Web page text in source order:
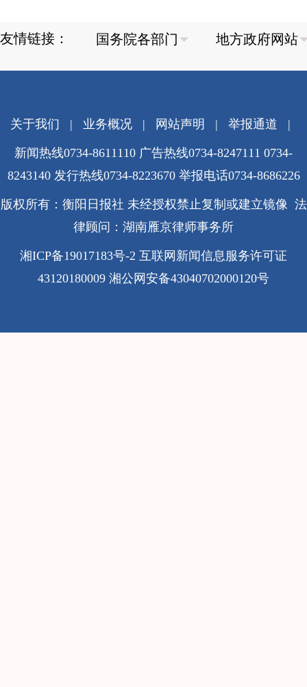
友情链接：
关于我们 | 业务概况| 网站声明 | 举报通道 |
新闻热线0734-8611110 广告热线0734-8247111 0734-
8243140 发行热线0734-8223670 举报电话0734-8686226
版权所有：衡阳日报社 未经授权禁止复制或建立镜像 法
律顾问：湖南雁京律师事务所
湘ICP备19017183号-2 互联网新闻信息服务许可证
43120180009 湘公网安备43040702000120号